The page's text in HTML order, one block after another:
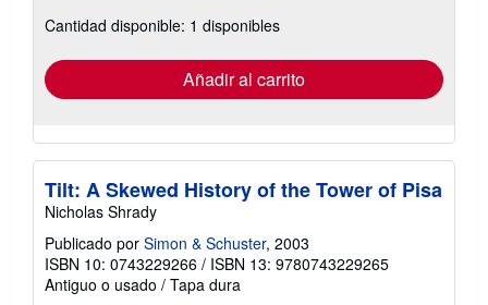
las
tarifas
envío
Cantidad disponible: 1 disponibles
Añadir al carrito
Tilt: A Skewed History of the Tower of Pisa
Nicholas Shrady
Publicado por Simon & Schuster, 2003
ISBN 10: 0743229266 / ISBN 13: 9780743229265
Antiguo o usado / Tapa dura